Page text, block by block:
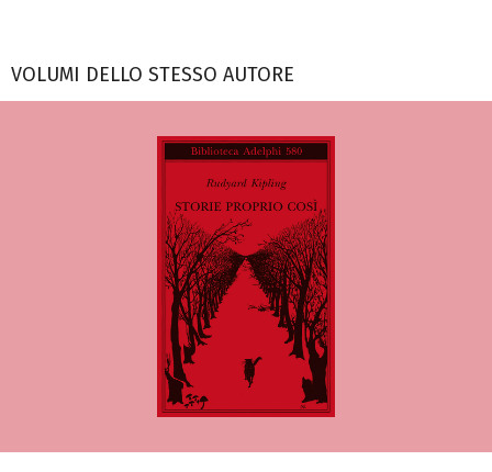
VOLUMI DELLO STESSO AUTORE